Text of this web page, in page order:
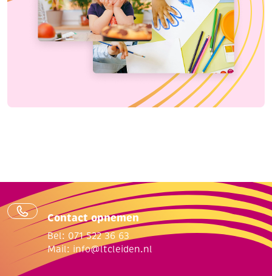
Contact opnemen
Bel: 071 522 36 63
Mail: info@ltcleiden.nl